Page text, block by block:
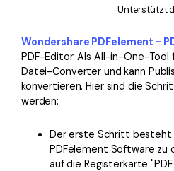
Unterstützt
Wondershare PDFelement -
PDF-Editor. Als All-in-One-Tool
Datei-Converter und kann
konvertieren. Hier sind die
werden:
Der erste Schritt besteht
PDFelement Software zu
auf die Registerkarte